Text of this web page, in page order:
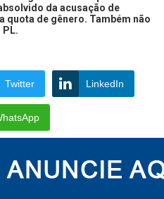
da acusação de
quota de gênero. Também não
Twitter LinkedIn